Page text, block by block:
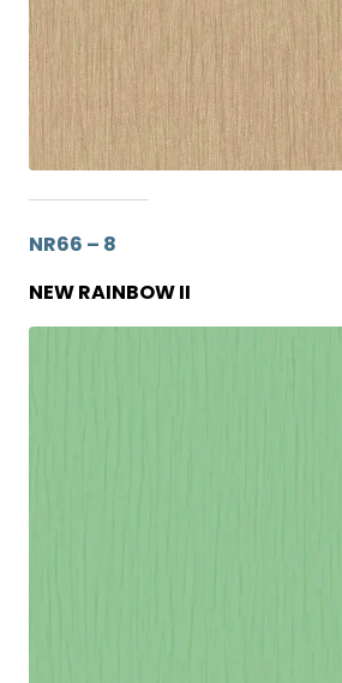
NR66 – 8
NEW RAINBOW II